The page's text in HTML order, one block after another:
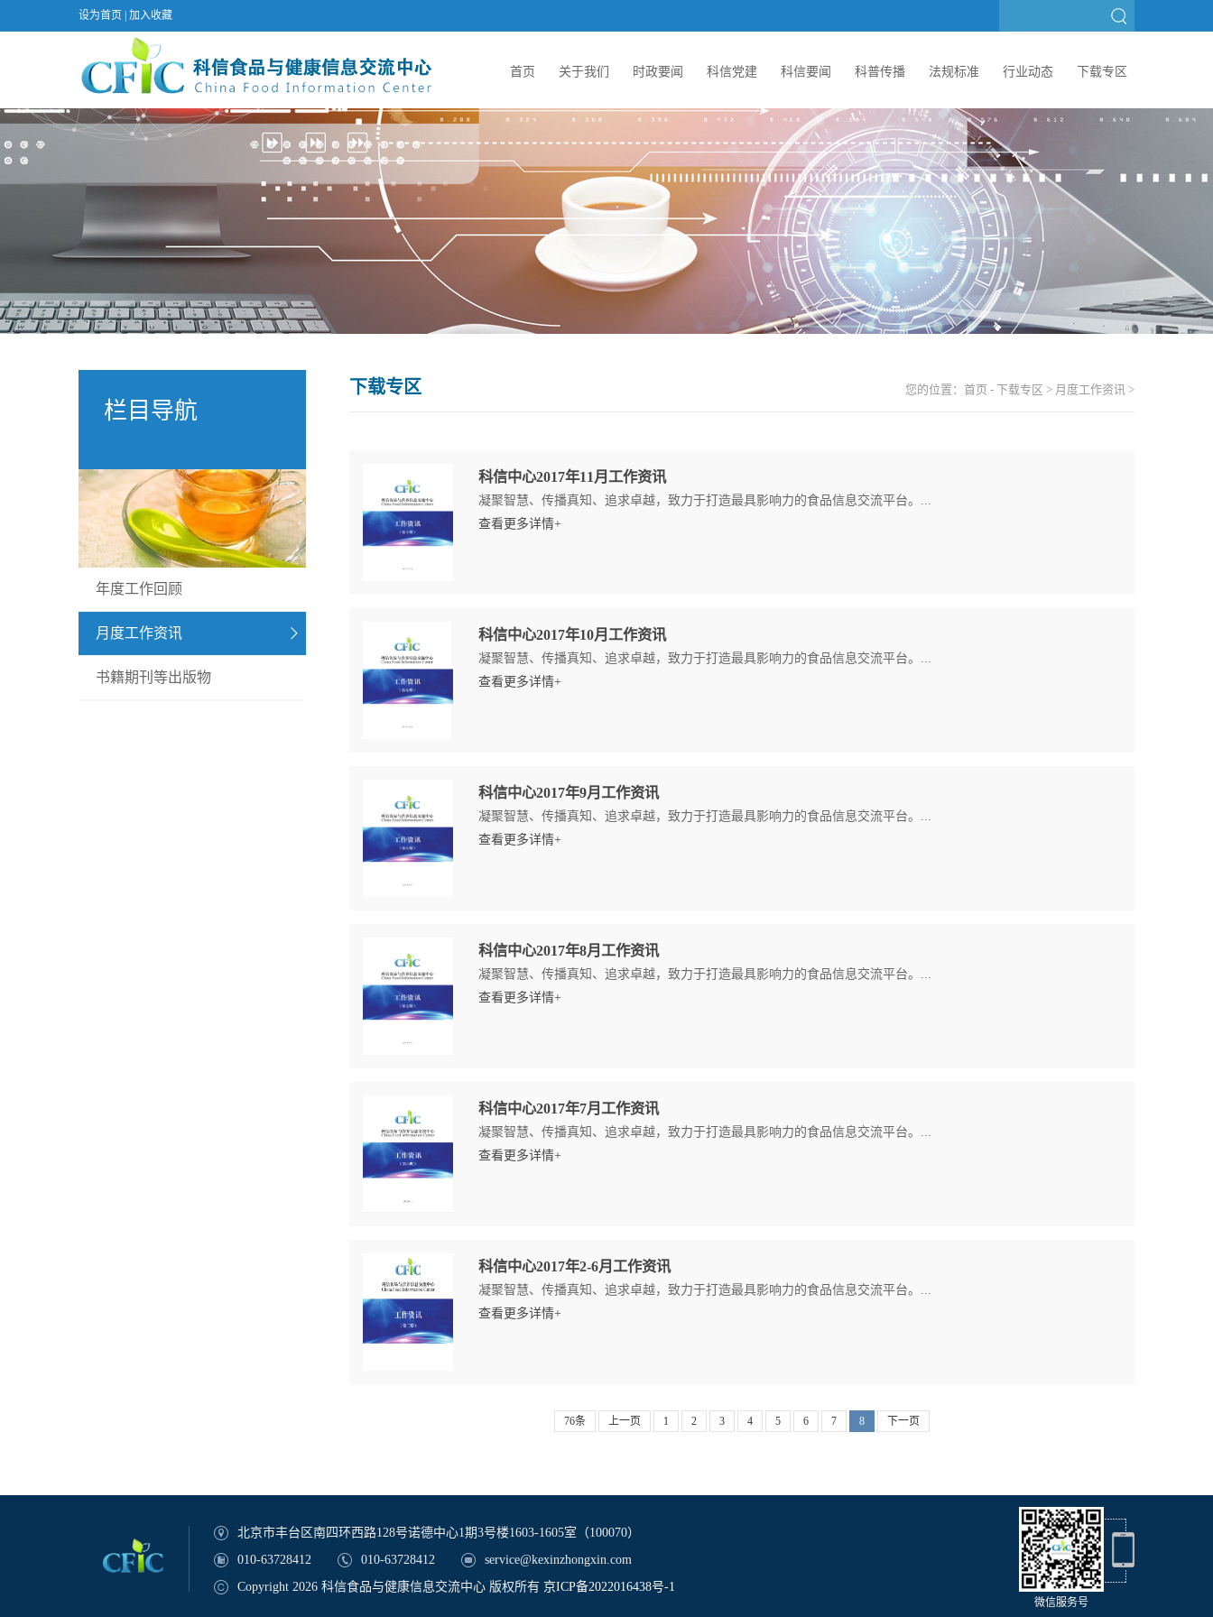
设为首页 加入收藏
首页 关于我们 时政要闻 科信党建 科信要闻 科普传播 法规标准 行业动态 下载专区
栏目导航
年度工作回顾
月度工作资讯
书籍期刊等出版物
您的位置： 首页 - 下载专区 > 月度工作资讯 >
下载专区
科信中心2017年11月工作资讯
凝聚智慧、传播真知、追求卓越，致力于打造最具影响力的食品信息交流平台。...
查看更多详情+
科信中心2017年10月工作资讯
凝聚智慧、传播真知、追求卓越，致力于打造最具影响力的食品信息交流平台。...
查看更多详情+
科信中心2017年9月工作资讯
凝聚智慧、传播真知、追求卓越，致力于打造最具影响力的食品信息交流平台。...
查看更多详情+
科信中心2017年8月工作资讯
凝聚智慧、传播真知、追求卓越，致力于打造最具影响力的食品信息交流平台。...
查看更多详情+
科信中心2017年7月工作资讯
凝聚智慧、传播真知、追求卓越，致力于打造最具影响力的食品信息交流平台。...
查看更多详情+
科信中心2017年2-6月工作资讯
凝聚智慧、传播真知、追求卓越，致力于打造最具影响力的食品信息交流平台。...
查看更多详情+
76条 上一页 1 2 3 4 5 6 7 8 下一页
北京市丰台区南四环西路128号诺德中心1期3号楼1603-1605室（100070）
010-63728412
010-63728412
service@kexinzhongxin.com
Copyright 2026 科信食品与健康信息交流中心 版权所有 京ICP备2022016438号-1
微信服务号